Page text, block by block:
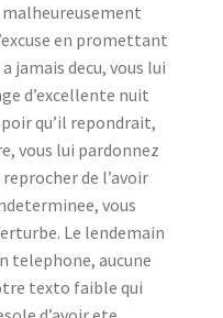
malheureusement
en promettant
jamais decu, vous lui
d’excellente nuit
qu’il repondrait,
vous lui pardonnez
de l’avoir
vous
Le lendemain
telephone, aucune
texto faible qui